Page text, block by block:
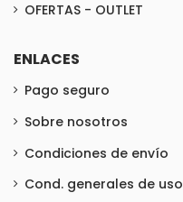
OFERTAS - OUTLET
ENLACES
Pago seguro
Sobre nosotros
Condiciones de envío
Cond. generales de uso